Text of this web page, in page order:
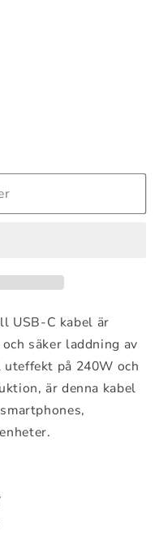
USB-C kabel är
säker laddning av
uteffekt på 240W och
är denna kabel